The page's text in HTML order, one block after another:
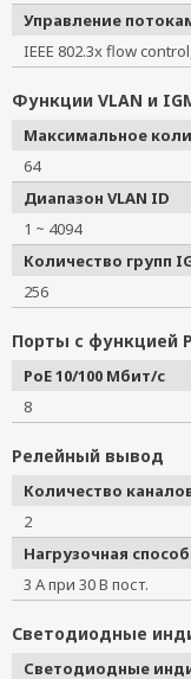
Управление
IEEE 802.3x flow
Функции VLAN и
Максимальное
64
Диапазон VLAN ID
1 ~ 4094
Количество групп
256
Порты с функцией
PoE 10/100 Мбит/с
8
Релейный вывод
Количество
2
Нагрузочная
3 А при 30 В пост.
Светодиодные
Светодиодные